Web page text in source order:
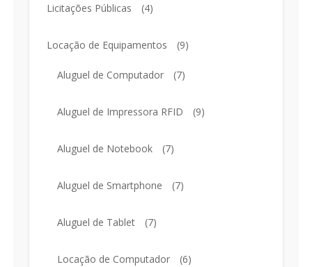
Licitações Públicas (4)
Locação de Equipamentos (9)
Aluguel de Computador (7)
Aluguel de Impressora RFID (9)
Aluguel de Notebook (7)
Aluguel de Smartphone (7)
Aluguel de Tablet (7)
Locação de Computador (6)